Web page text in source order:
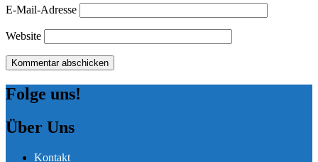
E-Mail-Adresse
Website
Folge uns!
Über Uns
Kontakt